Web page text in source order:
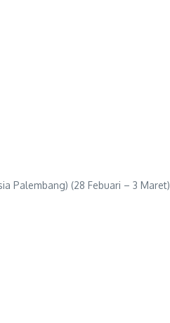
Palembang) (28 Febuari – 3 Maret)